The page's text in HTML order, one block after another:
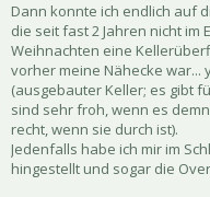
Dann konnte ich endlich auf
die seit fast 2 Jahren nicht im
Weihnachten eine
vorher meine Nähecke war...
(ausgebauter Keller; es gibt
sind sehr froh, wenn es
recht, wenn sie durch ist).
Jedenfalls habe ich mir im
hingestellt und sogar die